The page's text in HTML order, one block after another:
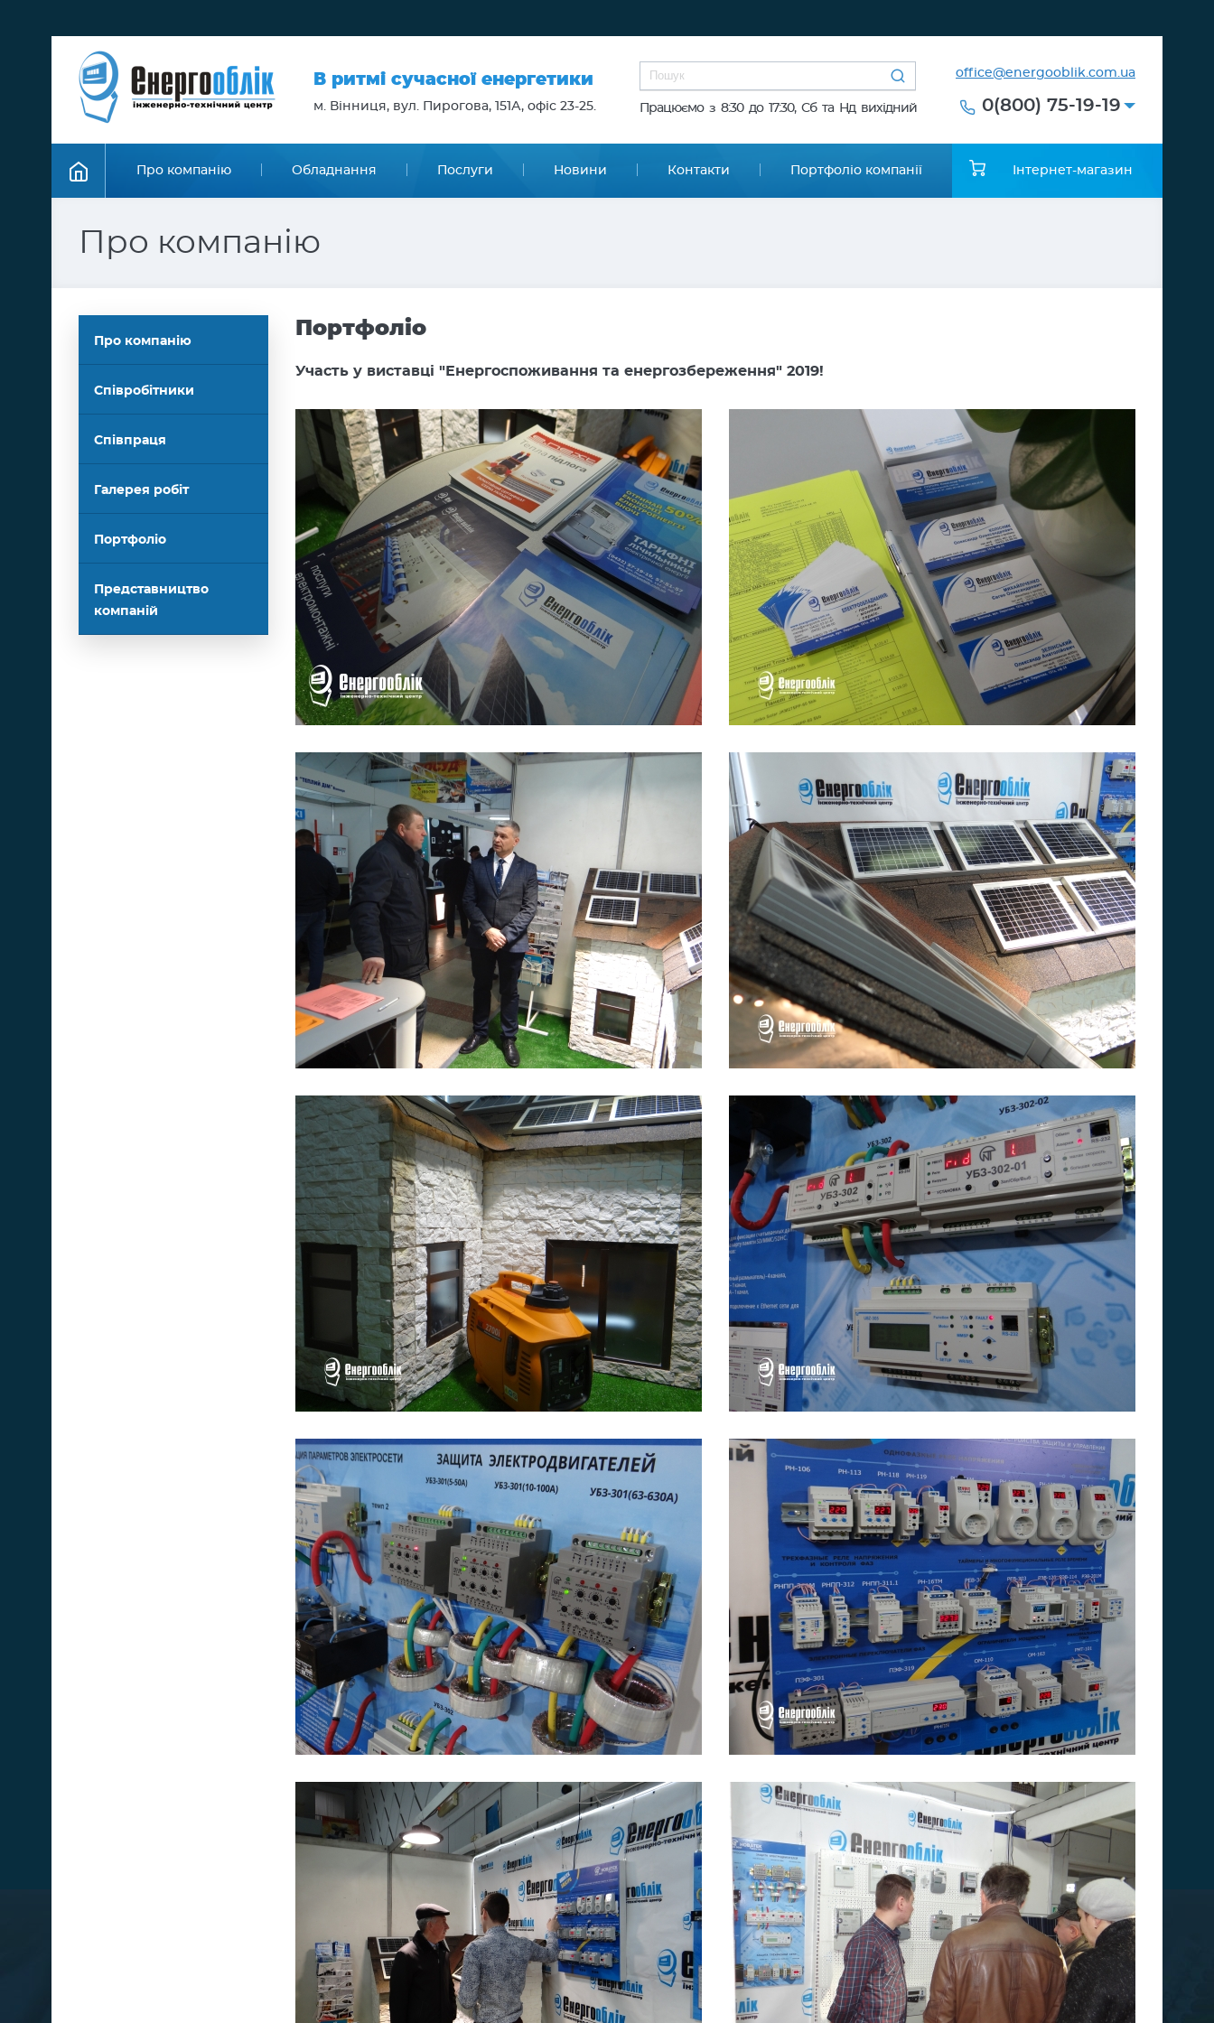
В ритмі сучасної енергетики
м. Вінниця, вул. Пирогова, 151А, офіс 23-25. Працюємо з 8:30 до 17:30, Сб та Нд вихідний
office@energooblik.com.ua
0(800) 75-19-19
Про компанію Обладнання Послуги Новини Контакти Портфоліо компанії Інтернет-магазин
Про компанію
Про компанію
Співробітники
Співпраця
Галерея робіт
Портфоліо
Представництво
компаній
Портфоліо
Участь у виставці "Енергоспоживання та енергозбереження" 2019!